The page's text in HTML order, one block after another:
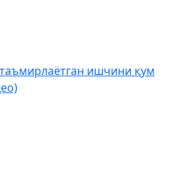
ишчини қум